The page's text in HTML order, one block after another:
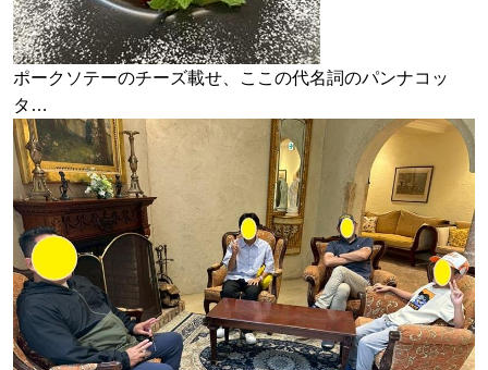
ポークソテーのチーズ載せ、ここの代名詞のパンナコッ
タ…